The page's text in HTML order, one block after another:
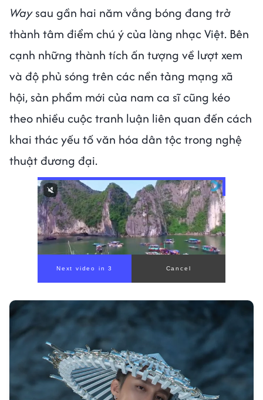
Waysau gần hai năm vắng bóng đang trở
thành tâm điểm chú ý của làng nhạc Việt. Bên
cạnh những thành tích ấn tượng về lượt xem
và độ phủ sóng trên các nền tảng mạng xã
hội, sản phẩm mới của nam ca sĩ cũng kéo
theo nhiều cuộc tranh luận liên quan đến cách
khai thác yếu tố văn hóa dân tộc trong nghệ
thuật đương đại.
00:00/ 00:56